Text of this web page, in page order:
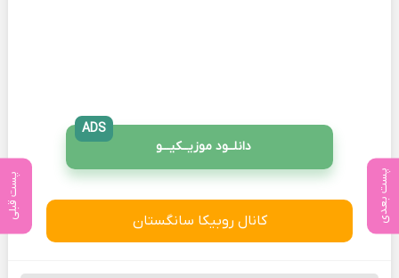
پست بعدی پست قبلی
دانلــود موزیــکیـــو
ADS
کانال روبیکا سانگستان